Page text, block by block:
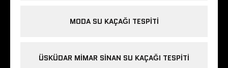
MODA SU KAÇAĞI TESPITI
ÜSKÜDAR MIMAR SINAN SU KAÇAĞI TESPITI